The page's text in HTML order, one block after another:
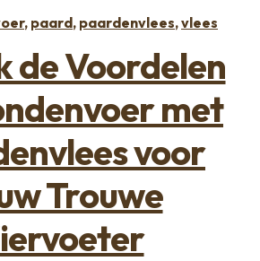
, paard, paardenvlees,vlees
de Voordelen
met
voor
Trouwe